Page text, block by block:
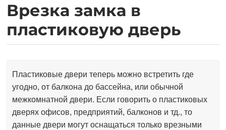
Врезка замка в
пластиковую дверь
Пластиковые двери теперь можно встретить где
угодно, от балкона до бассейна, или обычной
межкомнатной двери. Если говорить о пластиковых
дверях офисов, предприятий, балконов и тд., то
данные двери могут оснащаться только врезными